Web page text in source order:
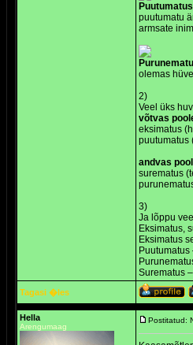
puutumatu
armsate
olemas
2)
Veel üks
võtvas
eksimatus
puutumatus
andvas
surematus
3)
Ja lõppu
Eksimatus,
Eksimatus
Puutumatus
Surematus –
Tagasi �les
Hella
Arengumaag
Postitatud: